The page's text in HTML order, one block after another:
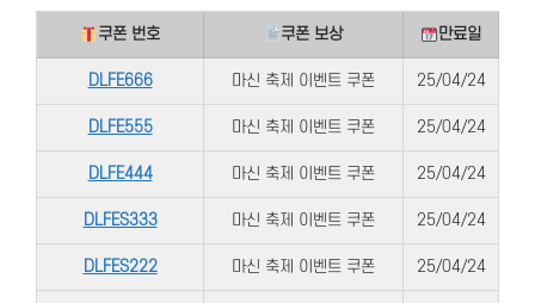
쿠폰 번호 쿠폰 보상 만료일
DLFE666 마신 축제 이벤트 쿠폰 25/04/24
DLFE555 마신 축제 이벤트 쿠폰 25/04/24
DLFE444 마신 축제 이벤트 쿠폰 25/04/24
DLFES333 마신 축제 이벤트 쿠폰 25/04/24
DLFES222 마신 축제 이벤트 쿠폰 25/04/24